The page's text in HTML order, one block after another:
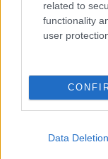
related to
functionality
user
Data Deletion